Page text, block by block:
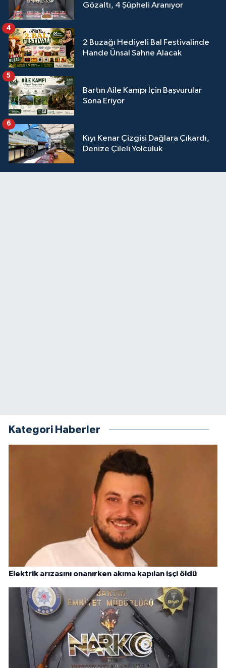
Gözaltı, 4 Şüpheli Aranıyor
2 Buzağı Hediyeli Bal Festivalinde
Hande Ünsal Sahne Alacak
4
Bartın Aile Kampı İçin Başvurular
Sona Eriyor
5
Kıyı Kenar Çizgisi Dağlara Çıkardı,
Denize Çileli Yolculuk
6
Kategori Haberler
Elektrik arızasını onanırken akıma kapılan işçi öldü